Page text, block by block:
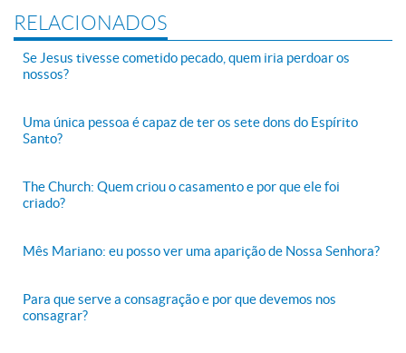
RELACIONADOS
Se Jesus tivesse cometido pecado, quem iria perdoar os
nossos?
Uma única pessoa é capaz de ter os sete dons do Espírito
Santo?
The Church: Quem criou o casamento e por que ele foi
criado?
Mês Mariano: eu posso ver uma aparição de Nossa Senhora?
Para que serve a consagração e por que devemos nos
consagrar?